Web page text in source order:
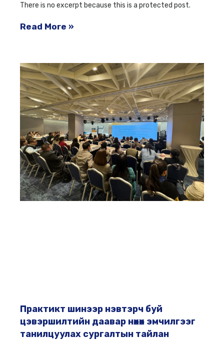
There is no excerpt because this is a protected post.
Read More »
Практикт шинээр нэвтэрч буй
цэвэршилтийн даавар нөхөх эмчилгээг
танилцуулах сургалтын тайлан